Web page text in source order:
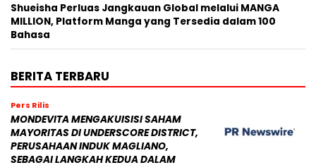
Shueisha Perluas Jangkauan Global melalui MANGA
MILLION, Platform Manga yang Tersedia dalam 100
Bahasa
BERITA TERBARU
Pers Rilis
MONDEVITA MENGAKUISISI SAHAM
MAYORITAS DI UNDERSCORE DISTRICT,
PERUSAHAAN INDUK MAGLIANO,
SEBAGAI LANGKAH KEDUA DALAM